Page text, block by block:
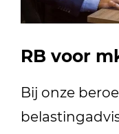
RB voor
Bij onze